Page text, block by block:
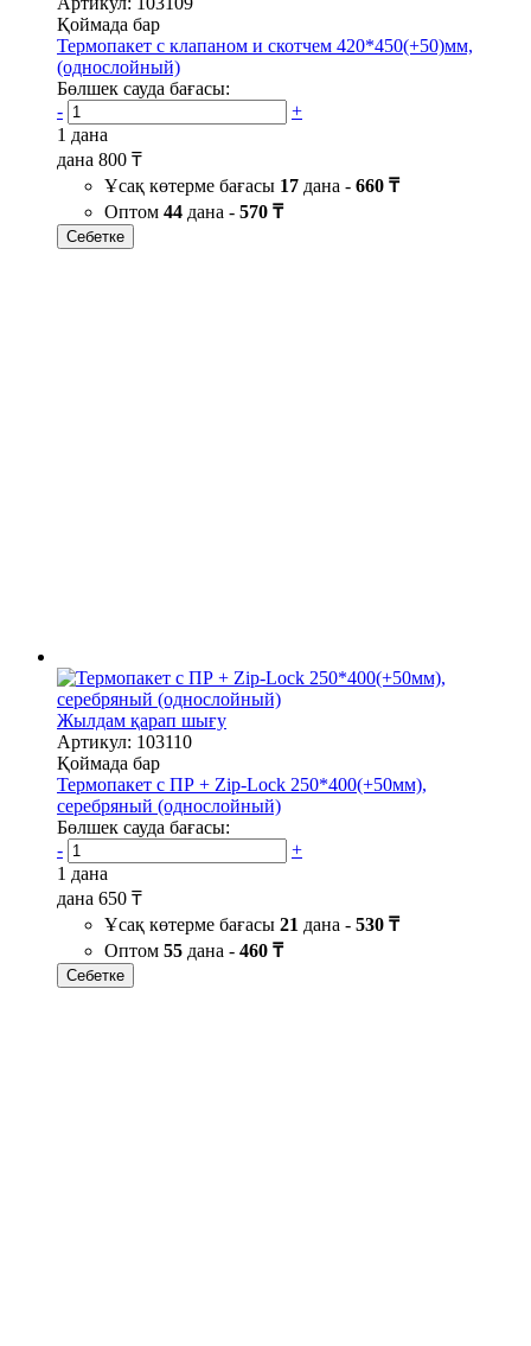
Қоймада бар
Термопакет с клапаном и скотчем 420*450(+50)мм,
(однослойный)
Бөлшек сауда бағасы:
-
+
1 дана
дана 800 ₸
Ұсақ көтерме бағасы 17 дана - 660 ₸
Оптом 44 дана - 570 ₸
Себетке
Жылдам қарап шығу
Артикул: 103110
Қоймада бар
Термопакет с ПР + Zip-Lock 250*400(+50мм),
серебряный (однослойный)
Бөлшек сауда бағасы:
-
+
1 дана
дана 650 ₸
Ұсақ көтерме бағасы 21 дана - 530 ₸
Оптом 55 дана - 460 ₸
Себетке